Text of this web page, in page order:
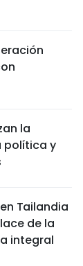
la
política y
Tailandia
de la
integral